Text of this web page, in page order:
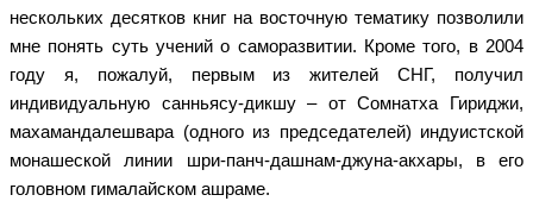
нескольких десятков книг на восточную тематику позволили
мне понять суть учений о саморазвитии. Кроме того, в 2004
году я, пожалуй, первым из жителей СНГ, получил
индивидуальную санньясу-дикшу – от Сомнатха Гириджи,
махамандалешвара (одного из председателей) индуистской
монашеской линии шри-панч-дашнам-джуна-акхары, в его
головном гималайском ашраме.